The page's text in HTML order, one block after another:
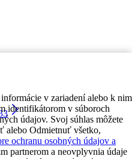
v zariadení alebo k nim
identifikátorom v súboroch
údajov. Svoj súhlas môžete
alebo Odmietnuť všetko,
ochranu osobných údajov a
partnerom a neovplyvnia údaje